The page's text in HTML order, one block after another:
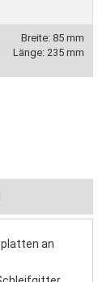
Breite: 85 mm
Länge: 235 mm
an